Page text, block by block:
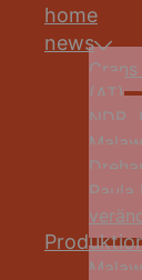
home
news
(AT)
NDR
Paula